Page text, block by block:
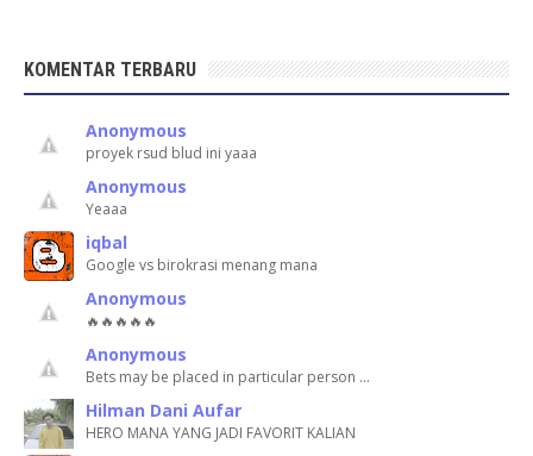
KOMENTAR TERBARU
Anonymous
proyek rsud blud ini yaaa
Anonymous
Yeaaa
iqbal
Google vs birokrasi menang mana
Anonymous
🔥🔥🔥🔥🔥
Anonymous
Bets may be placed in particular person …
Hilman Dani Aufar
HERO MANA YANG JADI FAVORIT KALIAN